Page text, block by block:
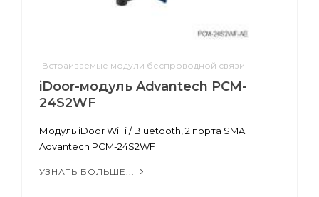
Встраиваемые модули беспроводной связи
iDoor-модуль Advantech PCM-
24S2WF
Модуль iDoor WiFi / Bluetooth, 2 порта SMA
Advantech PCM-24S2WF
УЗНАТЬ БОЛЬШЕ...